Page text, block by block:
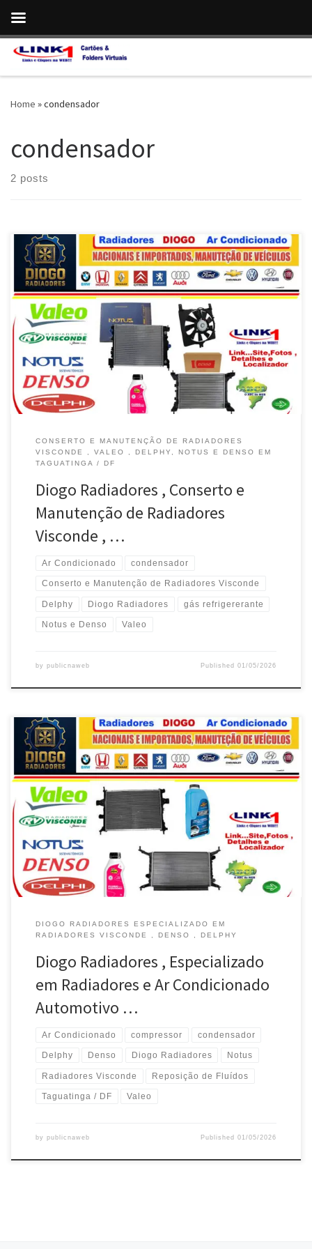
Skip to content
Home »condensador
condensador
2 posts
Diogo Radiadores , Especializada em Radiadores e Ar
Condicionado Automotivo , em Taguatinga / DF Radiadores
Visconde e Valeo , Ventoinhas e Fluídos , modelos Chevrolet ,
Atende Taguatinga / DF Radiadores Natus e Delphy , troca de
Fluídos , modelos VW e Ford , Atende Taguatinga , Brasília / […]
CONSERTO E MANUTENÇÃO DE RADIADORES
VISCONDE , VALEO , DELPHY, NOTUS E DENSO EM
TAGUATINGA / DF
Diogo Radiadores , Conserto e
Manutenção de Radiadores
Visconde , …
Ar Condicionado condensador
Conserto e Manutenção de Radiadores Visconde
Delphy Diogo Radiadores gás refrigererante
Notus e Denso Valeo
by publicnaweb Published01/05/2026
Diogo Radiadores , Especializada em Radiadores e Ar
Condicionado Automotivo , em Taguatinga / DF Radiadores
Visconde e Valeo , Ventoinhas e Fluídos , modelos Chevrolet ,
Atende Taguatinga / DF Radiadores Natus e Delphy , troca de
Fluídos , modelos VW e Ford , Atende Taguatinga , Brasília / […]
DIOGO RADIADORES ESPECIALIZADO EM
RADIADORES VISCONDE , DENSO , DELPHY
Diogo Radiadores , Especializado
em Radiadores e Ar Condicionado
Automotivo …
Ar Condicionado compressor condensador
Delphy Denso Diogo Radiadores Notus
Radiadores Visconde Reposição de Fluídos
Taguatinga / DF Valeo
by publicnaweb Published01/05/2026